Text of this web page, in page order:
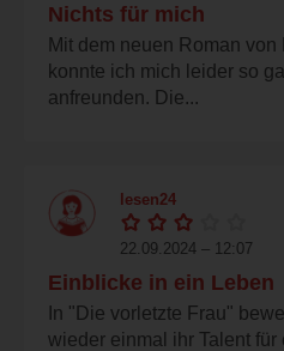
Nichts für mich
Mit dem neuen Roman von
konnte ich mich leider so
anfreunden. Die...
lesen24
22.09.2024 – 12:07
Einblicke in ein Leben
In "Die vorletzte Frau"
wieder einmal ihr Talent